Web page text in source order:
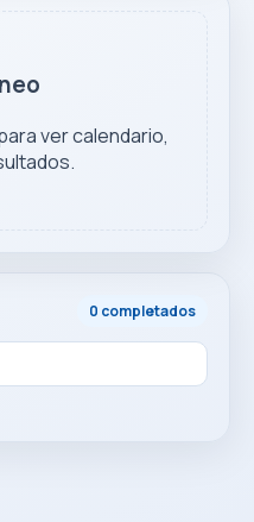
0 completados
ver calendario,